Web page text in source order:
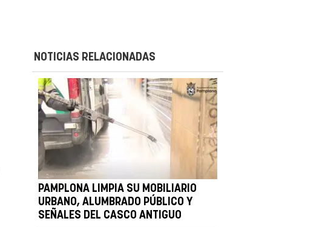
NOTICIAS RELACIONADAS
PAMPLONA LIMPIA SU MOBILIARIO
URBANO, ALUMBRADO PÚBLICO Y
SEÑALES DEL CASCO ANTIGUO